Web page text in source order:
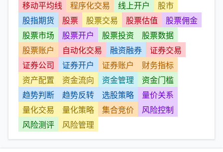
移动平均线
程序化交易 线上开户
股市
股指期货
股票 股票交易 股票估值
股票佣金
股票市场
股票开户 股票投资
股票数据
股票账户
自动化交易 融资融券
证券交易
证券公司
证券开户 证券账户
财务指标
资产配置
资金流向 资金管理
资金门槛
趋势判断
趋势反转 选股策略
量价关系
量化交易
量化策略 集合竞价
风险控制
风险测评
风险管理